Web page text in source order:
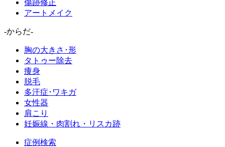
傷跡修正
アートメイク
-からだ-
胸の大きさ･形
タトゥー除去
痩身
脱毛
多汗症･ワキガ
女性器
肩こり
妊娠線・肉割れ・リスカ跡
症例検索